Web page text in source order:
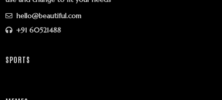
hello@beautiful.com
+91 60521488
SPORTS